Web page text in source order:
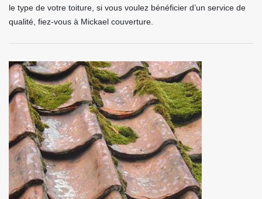
le type de votre toiture, si vous voulez bénéficier d’un service de
qualité, fiez-vous à Mickael couverture.